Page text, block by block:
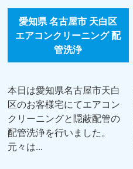
愛知県 名古屋市 天白区
エアコンクリーニング 配
管洗浄
本日は愛知県名古屋市天白
区のお客様宅にてエアコン
クリーニングと隠蔽配管の
配管洗浄を行いました。
元々は...